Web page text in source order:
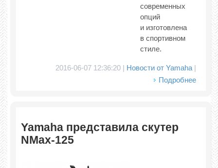
современных
опций
и изготовлена
в спортивном
стиле.
2016-06-07 12:36:20 | Новости от Yamaha |
Подробнее
Yamaha представила скутер
NMax-125